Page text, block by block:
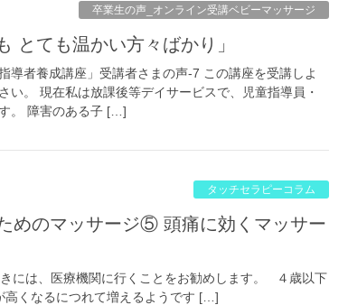
卒業生の声_オンライン受講ベビーマッサージ
も とても温かい方々ばかり」
導者養成講座」受講者さまの声-7 この講座を受講しよ
い。 現在私は放課後等デイサービスで、児童指導員・
。 障害のある子 […]
タッチセラピーコラム
には、医療機関に行くことをお勧めします。 ４歳以下
高くなるにつれて増えるようです […]